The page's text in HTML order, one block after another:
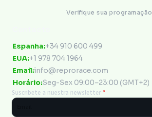
Verifique sua programação
Espanha:+34 910 600 499
EUA:+1 978 704 1964
Email:info@reprorace.com
Horário:Seg-Sex 09:00–23:00 (GMT+2)
Suscribete a nuestra newsletter *